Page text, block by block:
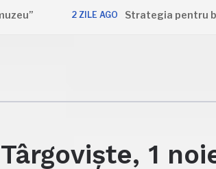
2 ZILE AGO Strategia pentru
Târgoviște, 1